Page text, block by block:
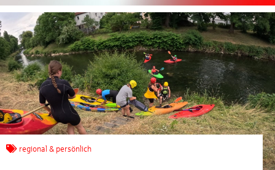
regional & persönlich
Jetzt mitmachen und
gewinnen!